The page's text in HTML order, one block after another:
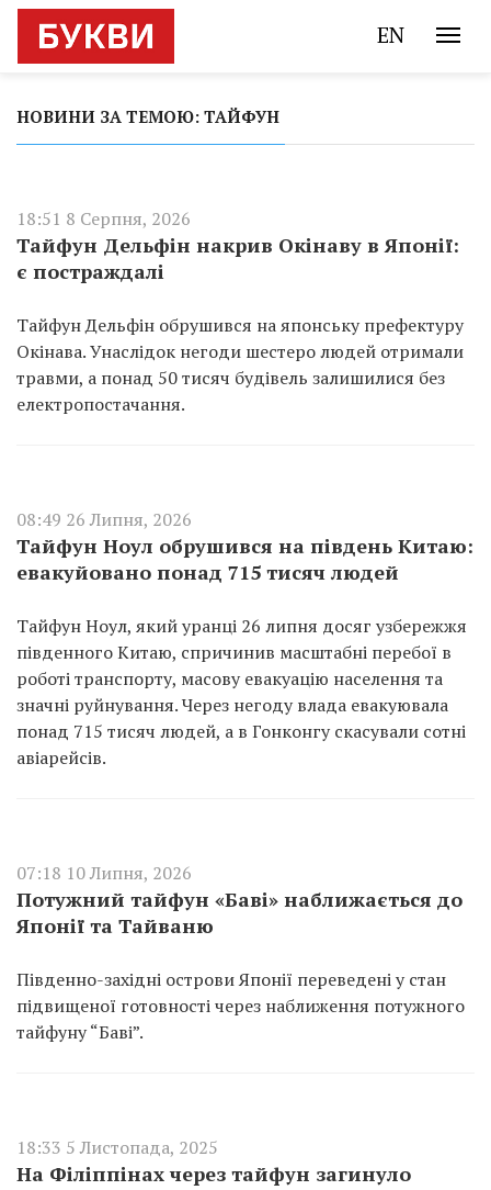
EN
НОВИНИ ЗА ТЕМОЮ: ТАЙФУН
18:51 8 Серпня, 2026
Тайфун Дельфін накрив Окінаву в Японії:
є постраждалі
Тайфун Дельфін обрушився на японську префектуру
Окінава. Унаслідок негоди шестеро людей отримали
травми, а понад 50 тисяч будівель залишилися без
електропостачання.
08:49 26 Липня, 2026
Тайфун Ноул обрушився на південь Китаю:
евакуйовано понад 715 тисяч людей
Тайфун Ноул, який уранці 26 липня досяг узбережжя
південного Китаю, спричинив масштабні перебої в
роботі транспорту, масову евакуацію населення та
значні руйнування. Через негоду влада евакуювала
понад 715 тисяч людей, а в Гонконгу скасували сотні
авіарейсів.
07:18 10 Липня, 2026
Потужний тайфун «Баві» наближається до
Японії та Тайваню
Південно-західні острови Японії переведені у стан
підвищеної готовності через наближення потужного
тайфуну “Баві”.
18:33 5 Листопада, 2025
На Філіппінах через тайфун загинуло